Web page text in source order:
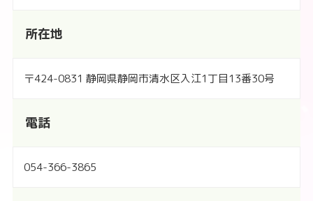
所在地
〒424-0831 静岡県静岡市清水区入江1丁目13番30号
電話
054-366-3865